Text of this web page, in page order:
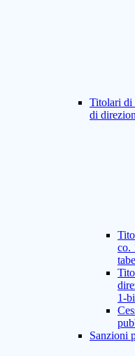
Titolari di
di
co.
1-
Sanzioni